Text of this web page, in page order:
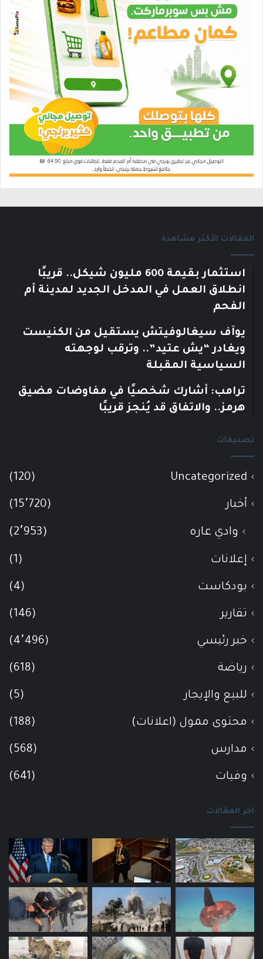
المقالات الأكثر مشاهدة
استثمار بقيمة 600 مليون شيكل.. قريبًا
انطلاق العمل في المدخل الجديد لمدينة أم
الفحم
يوآف سيغالوفيتش يستقيل من الكنيست
ويغادر “يش عتيد”.. وترقب لوجهته
السياسية المقبلة
ترامب: أشارك شخصيًا في مفاوضات مضيق
هرمز.. والاتفاق قد يُنجز قريبًا
تصنيفات
Uncategorized
(120)
أخبار (15٬720)
وادي عاره (2٬953)
إعلانات (1)
بودكاست (4)
تقارير (146)
خبر رئيسي (4٬496)
رياضة (618)
للبيع والإيجار (5)
محتوى ممول (اعلانات) (188)
مدارس (568)
وفيات (641)
اخر المقالات